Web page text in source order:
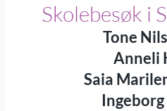
Skolebesøk i
Tone
Anneli
Saia